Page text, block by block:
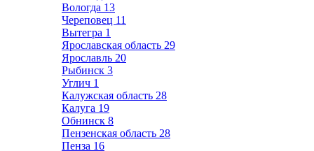
Вологда 13
Череповец 11
Вытегра 1
Ярославская область 29
Ярославль 20
Рыбинск 3
Углич 1
Калужская область 28
Калуга 19
Обнинск 8
Пензенская область 28
Пенза 16